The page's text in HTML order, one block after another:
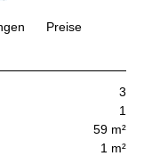
Preise
3
1
59 m²
1 m²